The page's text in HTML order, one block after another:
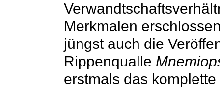
Merkmalen
jüngst auch die
Rippenqualle
erstmals das